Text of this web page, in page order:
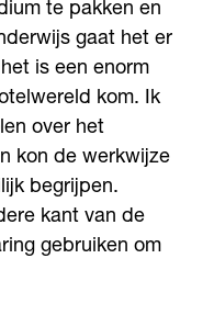
te pakken en
gaat het er
is een enorm
kom. Ik
over het
kon de werkwijze
begrijpen.
kant van de
gebruiken om